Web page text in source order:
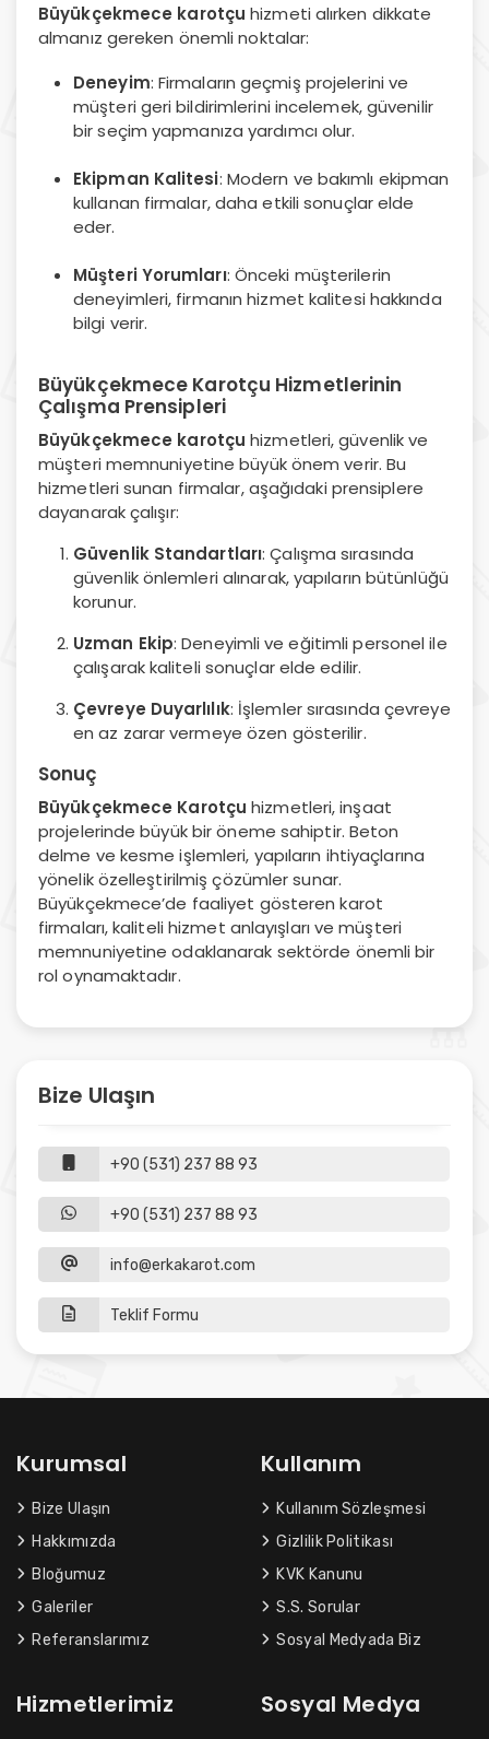
Büyükçekmece karotçu hizmeti alırken dikkate
almanız gereken önemli noktalar:
Deneyim: Firmaların geçmiş projelerini ve
müşteri geri bildirimlerini incelemek, güvenilir
bir seçim yapmanıza yardımcı olur.
Ekipman Kalitesi: Modern ve bakımlı ekipman
kullanan firmalar, daha etkili sonuçlar elde
eder.
Müşteri Yorumları: Önceki müşterilerin
deneyimleri, firmanın hizmet kalitesi hakkında
bilgi verir.
Büyükçekmece Karotçu Hizmetlerinin
Çalışma Prensipleri
Büyükçekmece karotçu hizmetleri, güvenlik ve
müşteri memnuniyetine büyük önem verir. Bu
hizmetleri sunan firmalar, aşağıdaki prensiplere
dayanarak çalışır:
Güvenlik Standartları: Çalışma sırasında
güvenlik önlemleri alınarak, yapıların bütünlüğü
korunur.
Uzman Ekip: Deneyimli ve eğitimli personel ile
çalışarak kaliteli sonuçlar elde edilir.
Çevreye Duyarlılık: İşlemler sırasında çevreye
en az zarar vermeye özen gösterilir.
Sonuç
Büyükçekmece Karotçu hizmetleri, inşaat
projelerinde büyük bir öneme sahiptir. Beton
delme ve kesme işlemleri, yapıların ihtiyaçlarına
yönelik özelleştirilmiş çözümler sunar.
Büyükçekmece’de faaliyet gösteren karot
firmaları, kaliteli hizmet anlayışları ve müşteri
memnuniyetine odaklanarak sektörde önemli bir
rol oynamaktadır.
Bize Ulaşın
+90 (531) 237 88 93
+90 (531) 237 88 93
info@erkakarot.com
Teklif Formu
Kurumsal
Bize Ulaşın
Hakkımızda
Bloğumuz
Galeriler
Referanslarımız
Kullanım
Kullanım Sözleşmesi
Gizlilik Politikası
KVK Kanunu
S.S. Sorular
Sosyal Medyada Biz
Hizmetlerimiz Sosyal Medya